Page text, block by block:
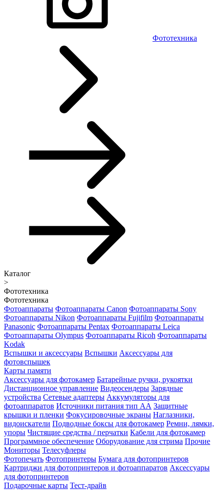
Фототехника
Каталог
>
Фототехника
Фототехника
Фотоаппараты Фотоаппараты Canon Фотоаппараты Sony
Фотоаппараты Nikon Фотоаппараты Fujifilm Фотоаппараты
Panasonic Фотоаппараты Pentax Фотоаппараты Leica
Фотоаппараты Olympus Фотоаппараты Ricoh Фотоаппараты
Kodak
Вспышки и аксессуары Вспышки Аксессуары для
фотовспышек
Карты памяти
Аксессуары для фотокамер Батарейные ручки, рукоятки
Дистанционное управление Видеосендеры Зарядные
устройства Сетевые адаптеры Аккумуляторы для
фотоаппаратов Источники питания тип АА Защитные
крышки и пленки Фокусировочные экраны Наглазники,
видоискатели Подводные боксы для фотокамер Ремни, лямки,
упоры Чистящие средства / перчатки Кабели для фотокамер
Программное обеспечение Оборудование для стрима Прочие
Мониторы Телесуфлеры
Фотопечать Фотопринтеры Бумага для фотопринтеров
Картриджи для фотопринтеров и фотоаппаратов Аксессуары
для фотопринтеров
Подарочные карты Тест-драйв